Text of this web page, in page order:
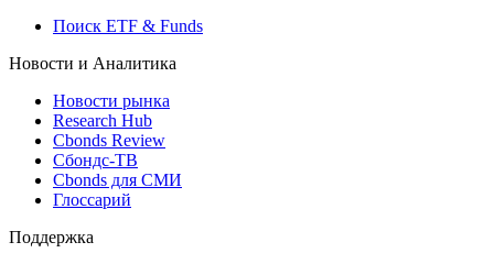
Поиск ETF & Funds
Новости и Аналитика
Новости рынка
Research Hub
Cbonds Review
Сбондс-ТВ
Cbonds для СМИ
Глоссарий
Поддержка